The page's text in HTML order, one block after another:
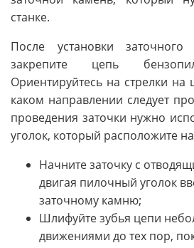
станке.
После установки
закрепите цепь
Ориентируйтесь на стрелки на
каком направлении следует
проведения заточки нужно
уголок, который расположите
Начните заточку с
двигая пилочный уголок
заточному камню;
Шлифуйте зубья цепи
движениями до тех пор,